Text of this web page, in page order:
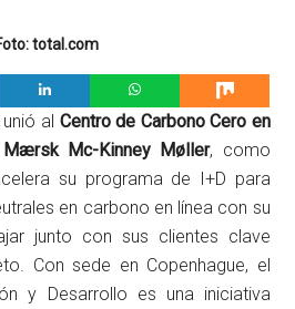
total.com
al Centro de Carbono Cero en
Mc-Kinney Møller, como
su programa de I+D para
en carbono en línea con su
junto con sus clientes clave
Con sede en Copenhague, el
y Desarrollo es una iniciativa